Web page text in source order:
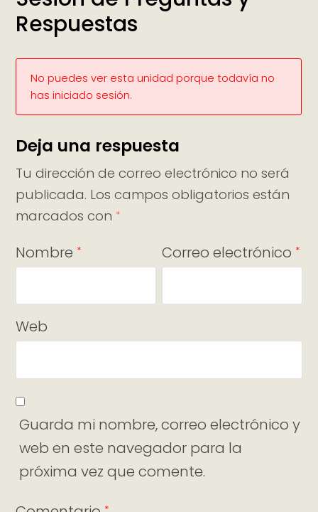
Respuestas
No puedes ver esta unidad porque todavía no
has iniciado sesión.
Deja una respuesta
Tu dirección de correo electrónico no será
publicada. Los campos obligatorios están
marcados con *
Nombre * Correo electrónico *
Web
Guarda mi nombre, correo electrónico y
web en este navegador para la
próxima vez que comente.